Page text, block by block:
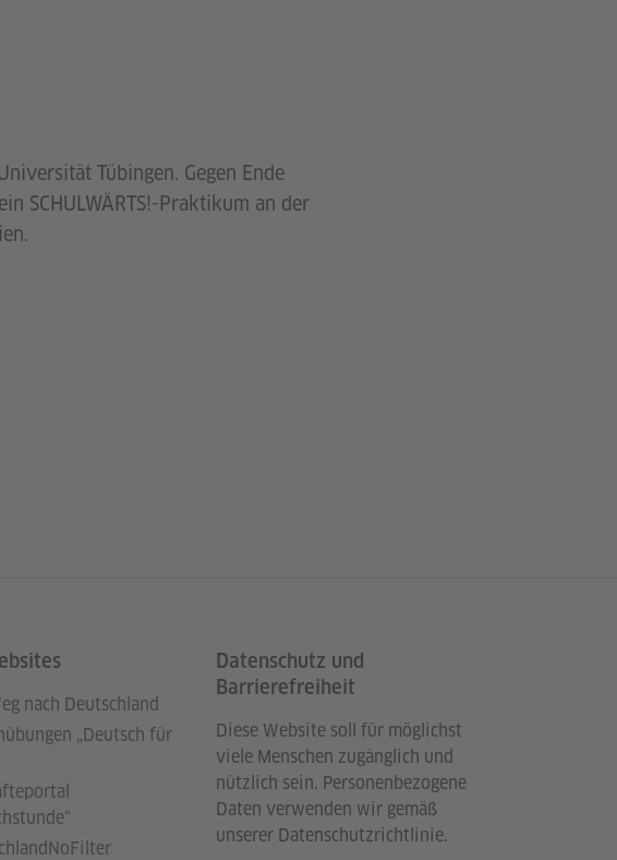
Tübingen. Gegen Ende
SCHULWÄRTS!-Praktikum an der
nach Deutschland
„Deutsch für
Datenschutz und
Barrierefreiheit
Diese Website soll für möglichst
viele Menschen zugänglich und
nützlich sein. Personenbezogene
Daten verwenden wir gemäß
unserer Datenschutzrichtlinie.